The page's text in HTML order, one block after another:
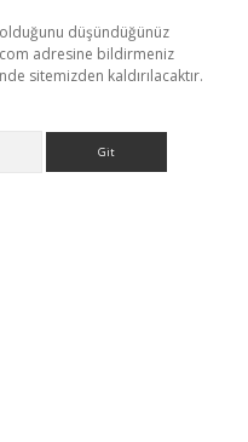
düşündüğünüz
adresine bildirmeniz
sitemizden kaldırılacaktır.